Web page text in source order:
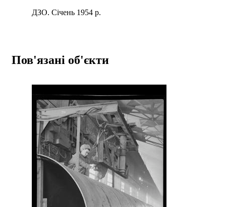
ДЗО. Січень 1954 р.
Пов'язані об'єкти